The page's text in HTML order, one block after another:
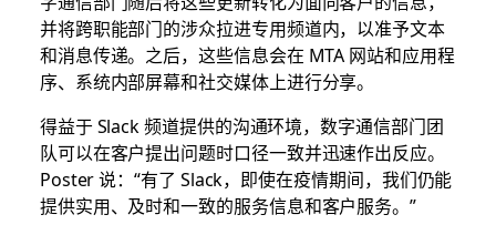
并将跨职能部门的涉众拉进专用频道内，以准予文本
和消息传递。之后，这些信息会在 MTA 网站和应用程
序、系统内部屏幕和社交媒体上进行分享。
得益于 Slack 频道提供的沟通环境，数字通信部门团
队可以在客户提出问题时口径一致并迅速作出反应。
Poster 说：“有了 Slack，即使在疫情期间，我们仍能
提供实用、及时和一致的服务信息和客户服务。”